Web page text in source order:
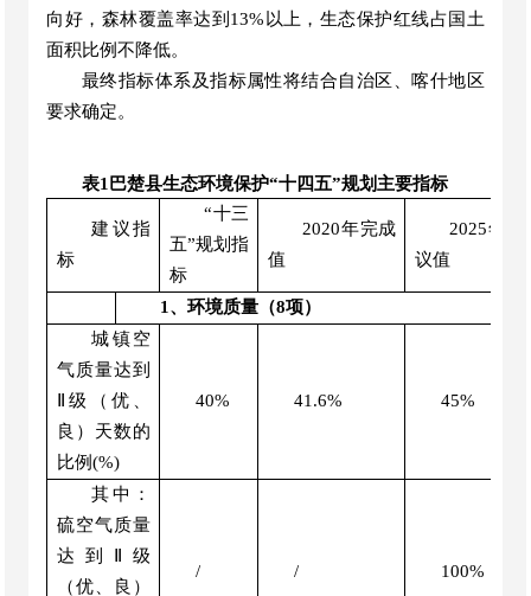
向好，森林覆盖率达到 13%以上，生态保护红线占国土
面积比例不降低。
最终指标体系及指标属性将结合自治区
喀什地区
要求确定。
表1 巴楚县生态环境保护“十四五”规划 主要指标
建议指
标
“十三
五”规划指
标
2020年完成
值
2025年建
议值
1、环境质量（8项）
城镇空
气质量达到
Ⅱ级（优、
良）天数的
比例(%)
40% 41.6% 45%
其中：
硫空气质量
达到Ⅱ级
（优、良）
/ / 100%